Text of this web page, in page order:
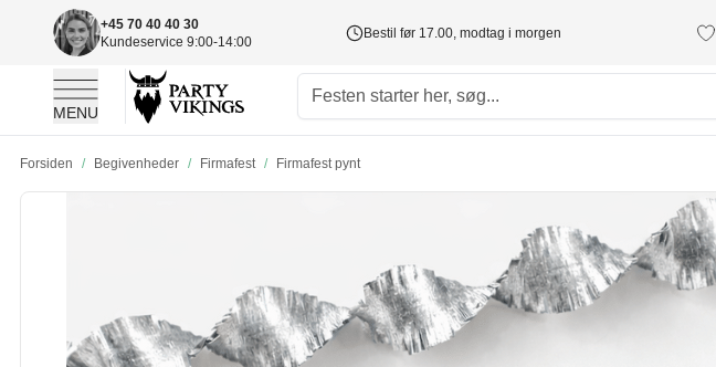
+45 70 40 40 30
Kundeservice 9:00-14:00
Bestil før 17.00, modtag i morgen
MENU
Forsiden / Begivenheder / Firmafest / Firmafest pynt